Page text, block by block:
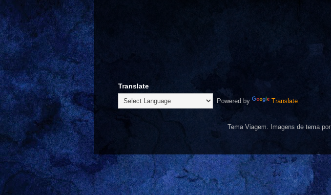
Translate
Powered by Translate
Tema Viagem. Imagens de tema por